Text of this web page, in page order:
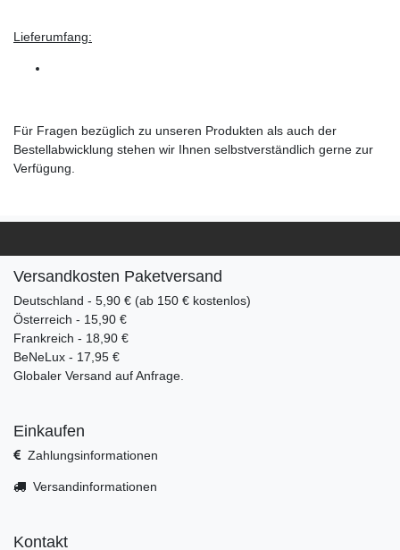
Lieferumfang:
Für Fragen bezüglich zu unseren Produkten als auch der
Bestellabwicklung stehen wir Ihnen selbstverständlich gerne zur
Verfügung.
Versandkosten Paketversand
Deutschland - 5,90 € (ab 150 € kostenlos)
Österreich - 15,90 €
Frankreich - 18,90 €
BeNeLux - 17,95 €
Globaler Versand auf Anfrage.
Einkaufen
Zahlungsinformationen
Versandinformationen
Kontakt